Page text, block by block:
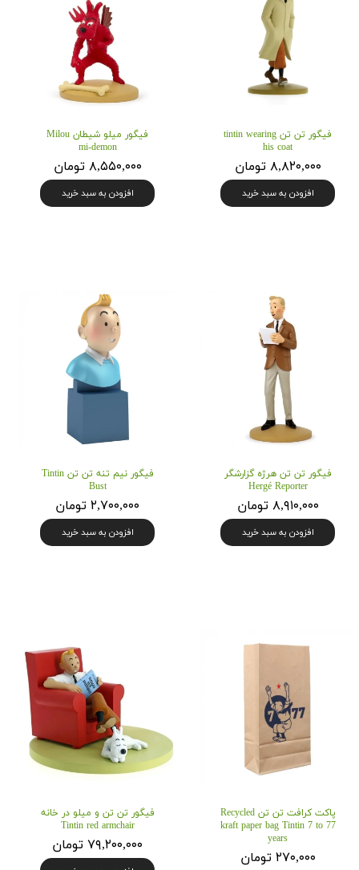
فیگور تن تن tintin wearing
his coat
۸,۸۲۰,۰۰۰ تومان
افزودن به سبد خرید
فیگور میلو شیطان Milou
mi-demon
۸,۵۵۰,۰۰۰ تومان
افزودن به سبد خرید
فیگور تن تن هرژه گزارشگر
Hergé Reporter
۸,۹۱۰,۰۰۰ تومان
افزودن به سبد خرید
فیگور نیم تنه تن تن Tintin
Bust
۲,۷۰۰,۰۰۰ تومان
افزودن به سبد خرید
پاکت کرافت تن تن Recycled
kraft paper bag Tintin 7 to 77
years
۲۷۰,۰۰۰ تومان
فیگور تن تن و میلو در خانه
Tintin red armchair
۷۹,۲۰۰,۰۰۰ تومان